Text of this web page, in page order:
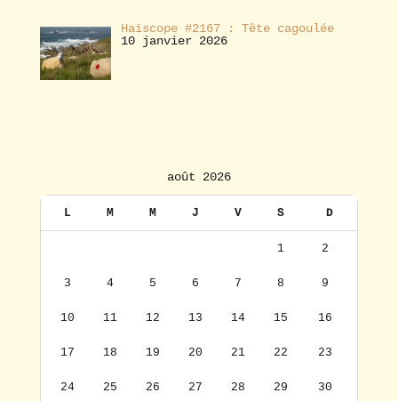
Haïscope #2167 : Tête cagoulée
10 janvier 2026
août 2026
L M M J V S D
1 2
3 4 5 6 7 8 9
10 11 12 13 14 15 16
17 18 19 20 21 22 23
24 25 26 27 28 29 30